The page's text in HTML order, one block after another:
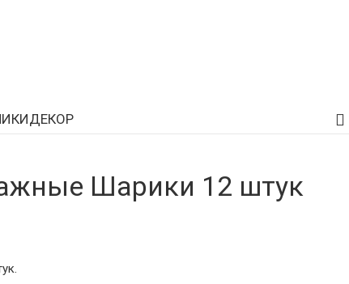
ДЕКОР
Шарики 12 штук